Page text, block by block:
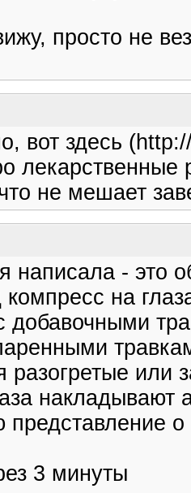
просто не
вот здесь
не мешает
написала - это
на
добавочными
разогретые
накладывают
3 минуты